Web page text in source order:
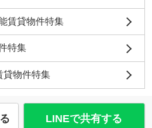
賃貸物件特集
特集
貸物件特集
LINEで共有する